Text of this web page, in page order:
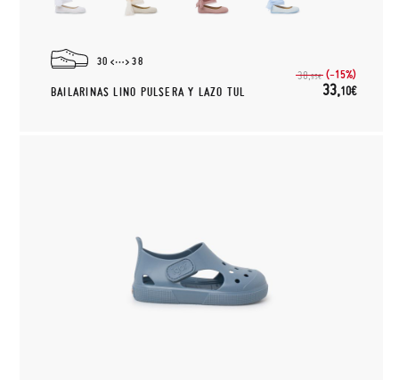
30 38
BAILARINAS LINO PULSERA Y LAZO TUL
38,95€ (-15%)
33,10€